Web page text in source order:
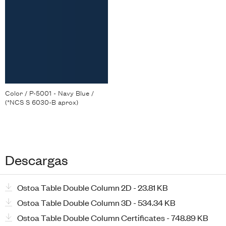
Color / P-5001 - Navy Blue /
(*NCS S 6030-B aprox)
Descargas
Ostoa Table Double Column 2D - 23.81 KB
Ostoa Table Double Column 3D - 534.34 KB
Ostoa Table Double Column Certificates - 748.89 KB